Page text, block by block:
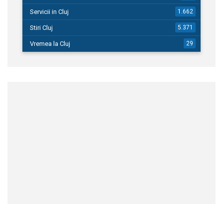
Servicii in Cluj 1.662
Stiri Cluj 5.371
Vremea la Cluj 29